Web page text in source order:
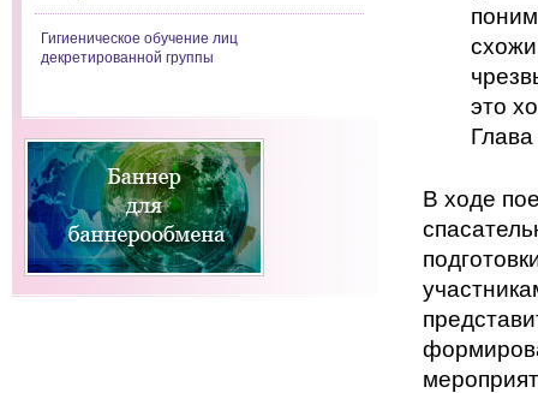
Гигиеническое обучение лиц
декретированной группы
это
В ходе